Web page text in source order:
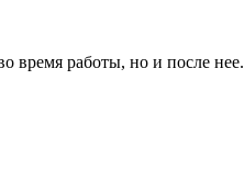
время работы, но и после нее.